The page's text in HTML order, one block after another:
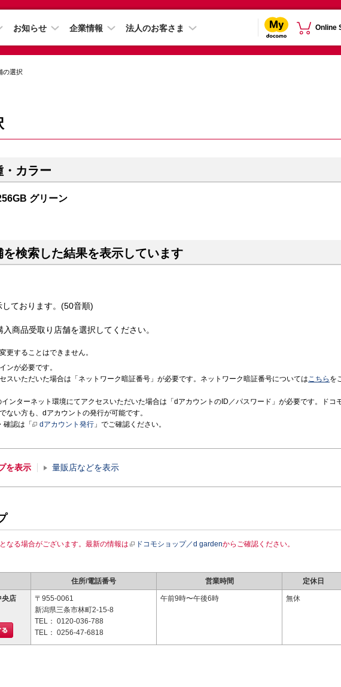
お知らせ 企業情報 法人のお客さま Online
の選択
・カラー
グリーン
検索した結果を表示しています
ております。(50音順)
商品受取り店舗を選択してください。
更することはできません。
ンが必要です。
スいただいた場合は「ネットワーク暗証番号」が必要です。ネットワーク暗証番号についてはこちら を
ンターネット環境にてアクセスいただいた場合は「dアカウントのID／パスワード」が必要です。ドコ
ない方も、dアカウントの発行が可能です。
確認は「
dアカウント発行 」でご確認ください。
を表示 量販店などを表示
なる場合がございます。最新の情報は ドコモショップ／d gardenからご確認ください。
住所/電話番号 営業時間 定休日
央店
〒955-0061
新潟県三条市林町2-15-8
TEL： 0120-036-788
TEL： 0256-47-6818
午前9時〜午後6時 無休